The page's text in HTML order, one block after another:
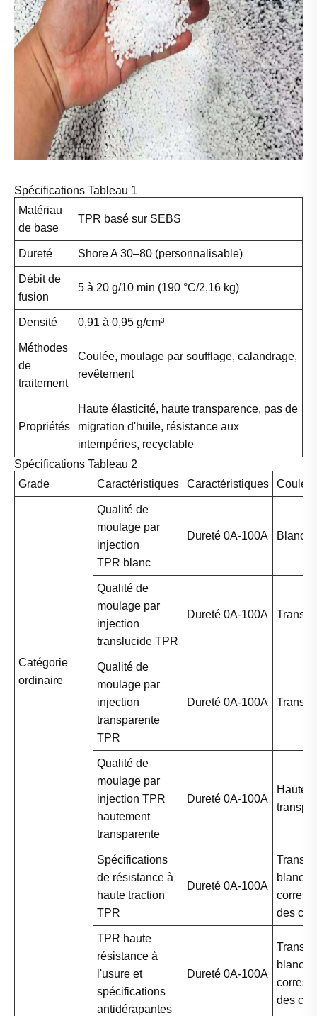
Spécifications Tableau 1
Matériau
de base
TPR basé sur SEBS
Dureté Shore A 30–80 (personnalisable)
Débit de
fusion
5 à 20 g/10 min (190 °C/2,16 kg)
Densité 0,91 à 0,95 g/cm³
Méthodes
de
traitement
Coulée, moulage par soufflage, calandrage,
revêtement
Propriétés
Haute élasticité, haute transparence, pas de
migration d'huile, résistance aux
intempéries, recyclable
Spécifications Tableau 2
Grade
Caractéristiques Caractéristiques Couleur
Catégorie
ordinaire
Qualité de
moulage par
injection
TPR blanc
Dureté 0A-100A Blanc
Qualité de
moulage par
injection
translucide TPR
Dureté 0A-100A
Qualité de
moulage par
injection
transparente
TPR
Dureté 0A-100A
Qualité de
moulage par
injection TPR
hautement
transparente
Dureté 0A-100A
Haute
Spécifications
de résistance à
haute traction
TPR
Dureté 0A-100A
blanc,
des
TPR haute
résistance à
l'usure et
spécifications
antidérapantes
Dureté 0A-100A
blanc,
des